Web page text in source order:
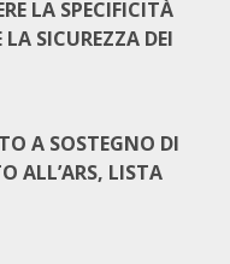
LA SPECIFICITÀ
SICUREZZA DEI
A SOSTEGNO DI
ALL’ARS, LISTA